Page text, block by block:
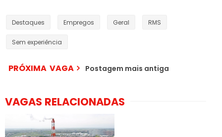
Destaques Empregos Geral RMS
Sem experiência
PRÓXIMA VAGA Postagem mais antiga
VAGAS RELACIONADAS